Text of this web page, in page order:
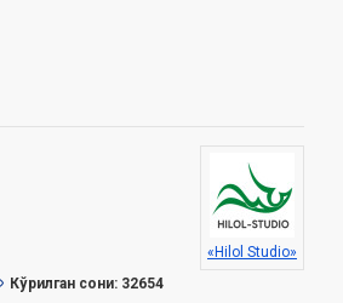
«Hilol Studio»
Кўрилган сони: 32654